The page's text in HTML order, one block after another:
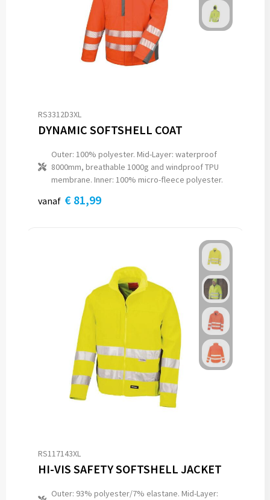
RS3312D3XL
DYNAMIC SOFTSHELL COAT
Outer: 100% polyester. Mid-Layer: waterproof
8000mm, breathable 1000g and windproof TPU
membrane. Inner: 100% micro-fleece polyester.
vanaf € 81,99
RS117143XL
HI-VIS SAFETY SOFTSHELL JACKET
Outer: 93% polyester/7% elastane. Mid-Layer: